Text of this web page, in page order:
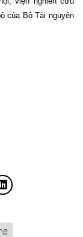
của Bộ Tài nguyên